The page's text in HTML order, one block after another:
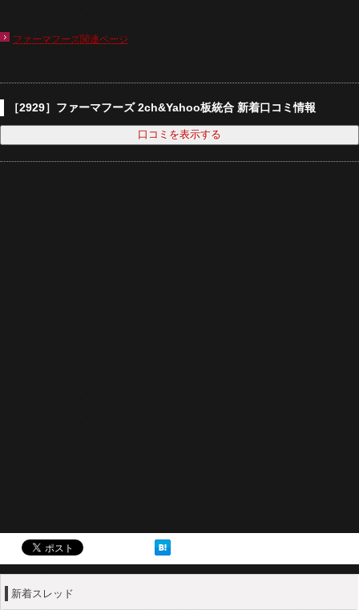
ファーマフーズ関連ページ
［2929］ファーマフーズ 2ch&Yahoo板統合 新着口コミ情報
新着スレッド